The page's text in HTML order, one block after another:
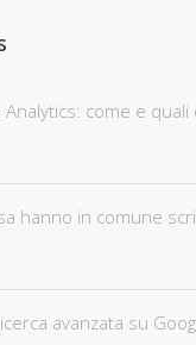
Analytics: come e quali
hanno in comune
avanzata su